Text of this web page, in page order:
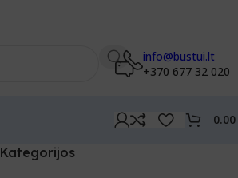
info@bustui.lt
+370 677 32 020
0.00
Kategorijos